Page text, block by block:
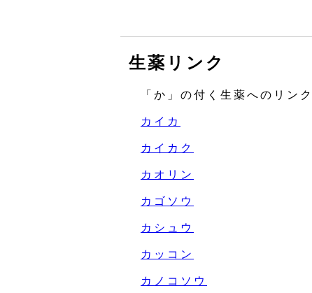
生薬リンク
「か」の付く生薬へのリンク
カイカ
カイカク
カオリン
カゴソウ
カシュウ
カッコン
カノコソウ